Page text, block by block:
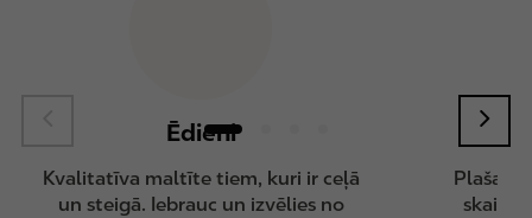
Ēdieni
Kvalitatīva maltīte tiem, kuri ir ceļā
un steigā. Iebrauc un izvēlies no
Plaša
skaitā